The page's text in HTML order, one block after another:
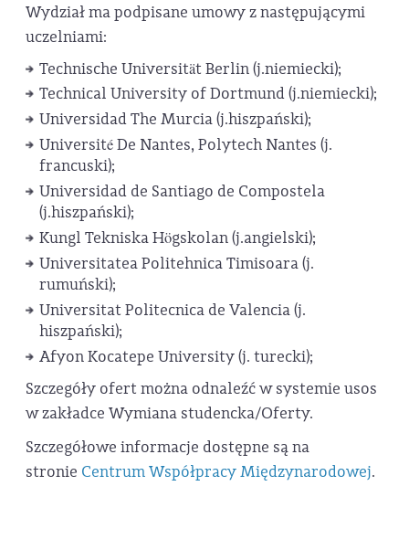
Wydział ma podpisane umowy z następującymi
uczelniami:
Technische Universität Berlin (j.niemiecki);
Technical University of Dortmund (j.niemiecki);
Universidad The Murcia (j.hiszpański);
Université De Nantes, Polytech Nantes (j.
francuski);
Universidad de Santiago de Compostela
(j.hiszpański);
Kungl Tekniska Högskolan (j.angielski);
Universitatea Politehnica Timisoara (j.
rumuński);
Universitat Politecnica de Valencia (j.
hiszpański);
Afyon Kocatepe University (j. turecki);
Szczegóły ofert można odnaleźć w systemie usos
w zakładce Wymiana studencka/Oferty.
Szczegółowe informacje dostępne są na
stronie Centrum Współpracy Międzynarodowej.